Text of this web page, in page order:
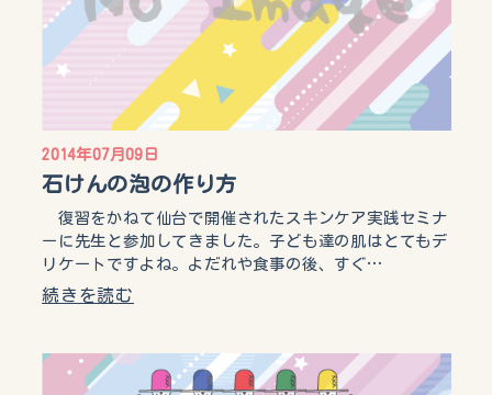
2014年07月09日
石けんの泡の作り方
復習をかねて仙台で開催されたスキンケア実践セミナ
ーに先生と参加してきました。子ども達の肌はとてもデ
リケートですよね。よだれや食事の後、すぐ…
続きを読む